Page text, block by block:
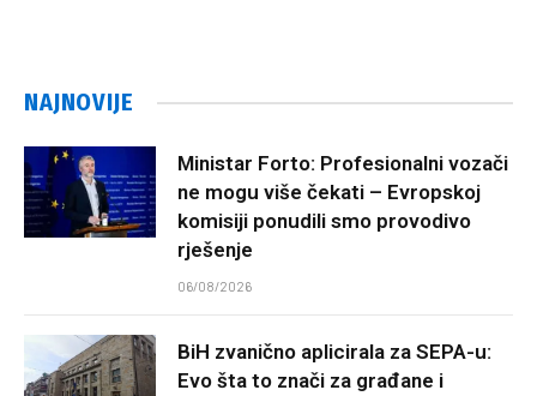
NAJNOVIJE
Ministar Forto: Profesionalni vozači
ne mogu više čekati – Evropskoj
komisiji ponudili smo provodivo
rješenje
06/08/2026
BiH zvanično aplicirala za SEPA-u:
Evo šta to znači za građane i